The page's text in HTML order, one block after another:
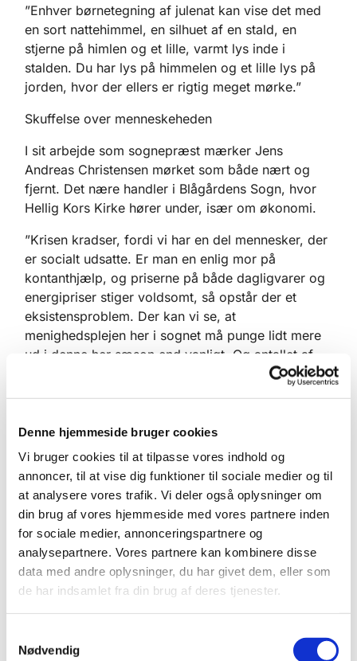
Denne hjemmeside bruger cookies
Vi bruger cookies til at tilpasse vores indhold og
annoncer, til at vise dig funktioner til sociale medier og til
at analysere vores trafik. Vi deler også oplysninger om
din brug af vores hjemmeside med vores partnere inden
for sociale medier, annonceringspartnere og
analysepartnere. Vores partnere kan kombinere disse
data med andre oplysninger, du har givet dem, eller som
de har indsamlet fra din brug af deres tjenester.
Nødvendig
”Enhver børnetegning af julenat kan vise det med
en sort nattehimmel, en silhuet af en stald, en
stjerne på himlen og et lille, varmt lys inde i
stalden. Du har lys på himmelen og et lille lys på
jorden, hvor der ellers er rigtig meget mørke.”
Skuffelse over menneskeheden
I sit arbejde som sognepræst mærker Jens
Andreas Christensen mørket som både nært og
fjernt. Det nære handler i Blågårdens Sogn, hvor
Hellig Kors Kirke hører under, især om økonomi.
”Krisen kradser, fordi vi har en del mennesker, der
er socialt udsatte. Er man en enlig mor på
kontanthjælp, og priserne på både dagligvarer og
energipriser stiger voldsomt, så opstår der et
eksistensproblem. Der kan vi se, at
menighedsplejen her i sognet må punge lidt mere
ud i denne her sæson end vanligt. Og antallet af
julekurve, som vi deler ud, er også blevet øget
Selvom de nære problemer i udgangspunktet
handler om det rent materielle, er de større end
som så. For legemlig og sjælelig nød hænger
sammen, mener han.
”Man kommer til præsten og siger, at nu kan jeg
ikke få tingene til at hænge sammen, jeg kan ikke
betale mine regninger, og det sætter sig på mit
selvværd- og billede.”
Når håbløsheden i en svær økonomisk tid
det naturligste det kristne budskab med sig ind i